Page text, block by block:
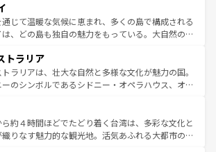
通費無料で観光を楽しむこともできる。 なお、新
イス情報はコンテンツ一覧 を参照してほしい。
巨大都市は、観光、ショッピング、エンターテイ
トが詰まった刺激的なスポットだ。一方、アメリカ
は大自然が広がり、グランドキャニオンやイエロー
ーオーリンズでは、音楽と美食が融合した独特の
力。旅行者はアメリカの各地域で異なる魅力を楽
がら、その多様性と豊かな歴史を感じることができ
贅沢な旅のスタイルだ。 なお、新着のアメリカ
コンテンツ一覧を参照してほしい。
通じて温暖な気候に恵まれ、多くの島で構成される
は、どの島も独自の魅力をもっている。大自然の神
見逃せない。また、定番の観光地といえばオアフ
静かな自然を求めるならマウイ島やカウアイ島が
め。エメラルドグリーンに輝く海をはじめ、豊かな
てなしの心で訪れる人々を迎えてくれるハワイの
おいしいローカルフードやハワイアンミュージッ
統的なフラダンスなど、すべてがハワイの魅力を彩
トラリア
ラリアは、壮大な自然と多様な文化が魅力の国。
ーのシンボルであるシドニー・オペラハウス、オー
フや大陸中央部にそびえるウルル（エアーズロッ
タスマニアの美しい原生林やケアンズの熱帯雨林な
どころがたくさん。また、カフェやワイン、オージ
ら約４時間ほどでたどり着く台湾は、多彩な文化と
織りなす魅力的な観光地。活気あふれる大都市の台